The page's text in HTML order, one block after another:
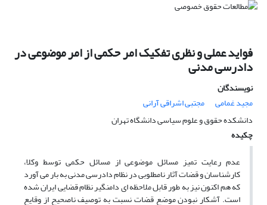
فواید عملی و نظری تفکیک امر حکمی از امر موضوعی در
دادرسی مدنی
نویسندگان
مجید غمامی
مجتبی اشراقی آرانی
دانشکده حقوق و علوم سیاسی دانشگاه تهران
چکیده
عدم رعایت تمیز مسائل موضوعی از مسائل حکمی توسط وکلا،
کارشناسان و قضات آثار نامطلوبی در نظام دادرسی مدنی به بار می آورد
که هم اکنون نیز به طور قابل ملاحظه ای دامنگیر نظام قضایی ایران شده
است. آشکار نبودن موضع قضات نسبت به توصیف ناصحیح از وقایع